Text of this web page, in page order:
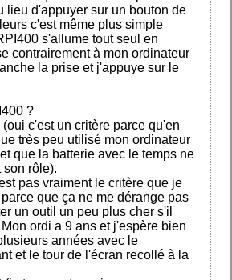
lieu d'appuyer sur un bouton de
c'est même plus simple
s'allume tout seul en
contrairement à mon ordinateur
la prise et j'appuye sur le
?
c'est un critère parce qu'en
très peu utilisé mon ordinateur
que la batterie avec le temps ne
son rôle).
pas vraiment le critère que je
que ça ne me dérange pas
un outil un peu plus cher s'il
ordi a 9 ans et j'espère bien
années avec le
et le tour de l'écran recollé à la